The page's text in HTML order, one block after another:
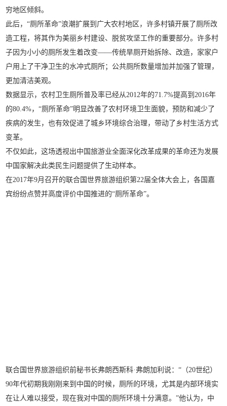
穷地区倾斜。
此后，“厕所革命”浪潮扩展到广大农村地区，许多村镇开展了厕所改
造工程，将其作为美丽乡村建设、脱贫攻坚工作的重要部分。许多村
子因为小小的厕所发生着改变——传统旱厕开始拆除、改造，家家户
户用上了干净卫生的水冲式厕所；公共厕所数量增加并加强了管理，
更加清洁美观。
数据显示，农村卫生厕所普及率已经从2012年的71.7%提高到2016年
的80.4%，“厕所革命”明显改善了农村环境卫生面貌，预防和减少了
疾病的发生，也有效促进了城乡环境综合治理，带动了乡村生活方式
变革。
不仅如此，这场透视出中国旅游业全面深化改革成果的革命还为发展
中国家解决此类民生问题提供了生动样本。
在2017年9月召开的联合国世界旅游组织第22届全体大会上，各国嘉
宾纷纷点赞并高度评价中国推进的“厕所革命”。
联合国世界旅游组织前秘书长弗朗西斯科·弗朗加利说：“（20世纪）
90年代初期我刚刚来到中国的时候，厕所的环境，尤其是内部环境实
在让人难以接受，现在我对中国的厕所环境十分满意。”他认为，中